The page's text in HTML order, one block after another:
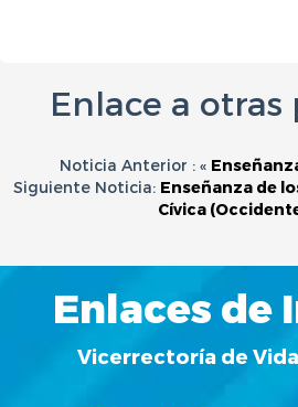
Enlace a otras
Noticia Anterior : «
Siguiente Noticia: Enseñanza de
Cívica
Enlaces de
Vicerrectoría de